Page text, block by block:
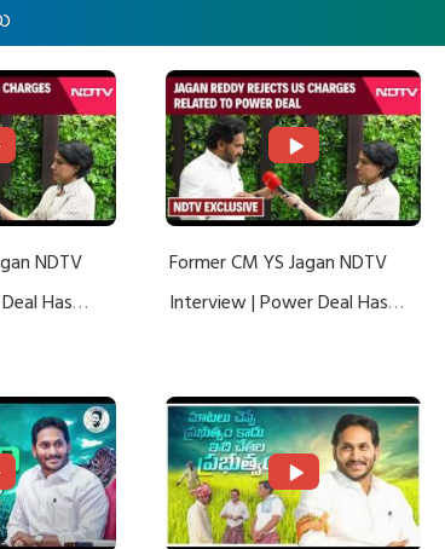
NDTV
Has
Former CM YS Jagan NDTV
Interview | Power Deal Has